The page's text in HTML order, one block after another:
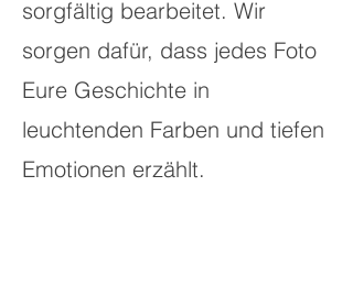
sorgfältig bearbeitet. Wir
sorgen dafür, dass jedes Foto
Eure Geschichte in
leuchtenden Farben und tiefen
Emotionen erzählt.